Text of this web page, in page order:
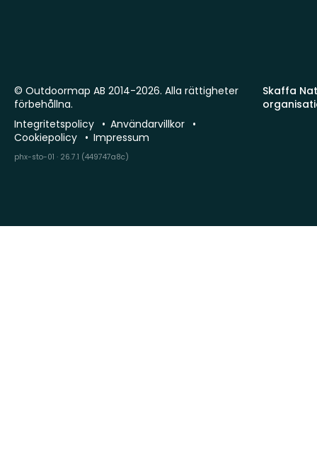
Skaffa
© Outdoormap AB 2014-2026. Alla rättigheter
förbehållna.
Integritetspolicy
Användarvillkor
Cookiepolicy
Impressum
phx-sto-01 · 26.7.1 (449747a8c)